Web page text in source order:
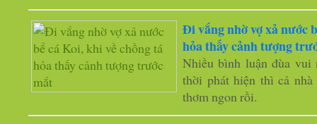
Đi vắng nhờ vợ xả nước
hỏa thấy cảnh tượng
Nhiều bình luận đùa vui
thời phát hiện thì cả
thơm ngon rồi.